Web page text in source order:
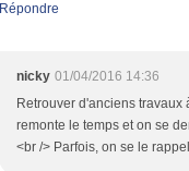
Répondre
nicky 01/04/2016 14:36
Retrouver d'anciens travaux
remonte le temps et on se
<br /> Parfois, on se le